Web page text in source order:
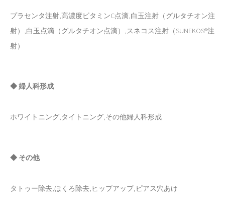
プラセンタ注射,高濃度ビタミンC点滴,白玉注射（グルタチオン注
射）,白玉点滴（グルタチオン点滴）,スネコス注射（SUNEKOS®注
射）
◆ 婦人科形成
ホワイトニング,タイトニング,その他婦人科形成
◆ その他
タトゥー除去,ほくろ除去,ヒップアップ,ピアス穴あけ